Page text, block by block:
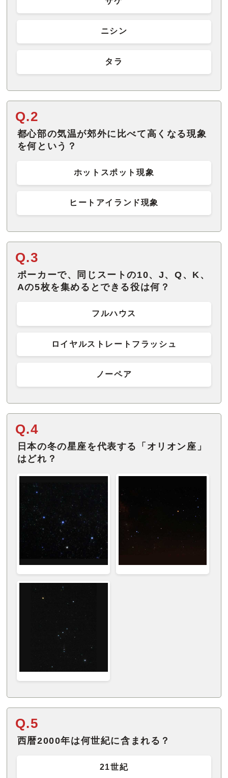
ニシン
タラ
Q.2
都心部の気温が郊外に比べて高くなる現象
を何という？
ホットスポット現象
ヒートアイランド現象
Q.3
ポーカーで、同じスートの10、J、Q、K、
Aの5枚を集めるとできる役は何？
フルハウス
ロイヤルストレートフラッシュ
ノーペア
Q.4
日本の冬の星座を代表する「オリオン座」
はどれ？
Q.5
西暦2000年は何世紀に含まれる？
21世紀